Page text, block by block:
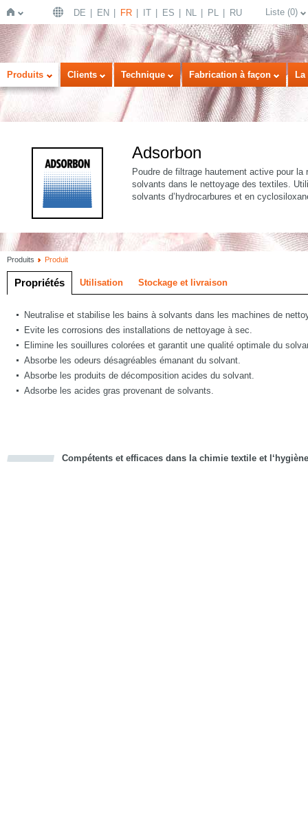
Page
DE EN FR IT ES NL PL RU Liste (0)
Produits Clients Technique Fabrication à façon
Adsorbon
Poudre de filtrage hautement active pour la
solvants dans le nettoyage des textiles.
solvants d’hydrocarbures et en
Produits Produit
Propriétés Utilisation Stockage et livraison
Neutralise et stabilise les bains à solvants dans les machines de
Evite les corrosions des installations de nettoyage à sec.
Elimine les souillures colorées et garantit une qualité optimale du
Absorbe les odeurs désagréables émanant du solvant.
Absorbe les produits de décomposition acides du solvant.
Adsorbe les acides gras provenant de solvants.
Compétents et efficaces dans la chimie textile et l‘hygiène